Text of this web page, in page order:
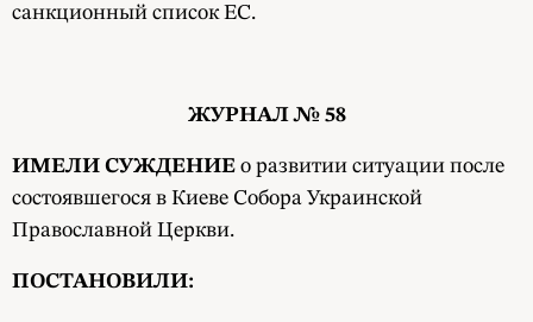
санкционный список ЕС.
ЖУРНАЛ № 58
ИМЕЛИ СУЖДЕНИЕ о развитии ситуации после
состоявшегося в Киеве Собора Украинской
Православной Церкви.
ПОСТАНОВИЛИ: